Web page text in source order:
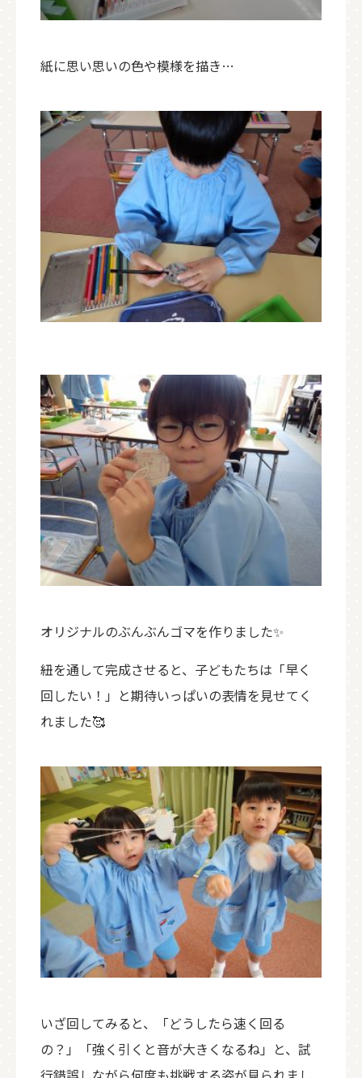
紙に思い思いの色や模様を描き…
オリジナルのぶんぶんゴマを作りました✨
紐を通して完成させると、子どもたちは「早く
回したい！」と期待いっぱいの表情を見せてく
れました🥰
いざ回してみると、「どうしたら速く回る
の？」「強く引くと音が大きくなるね」と、試